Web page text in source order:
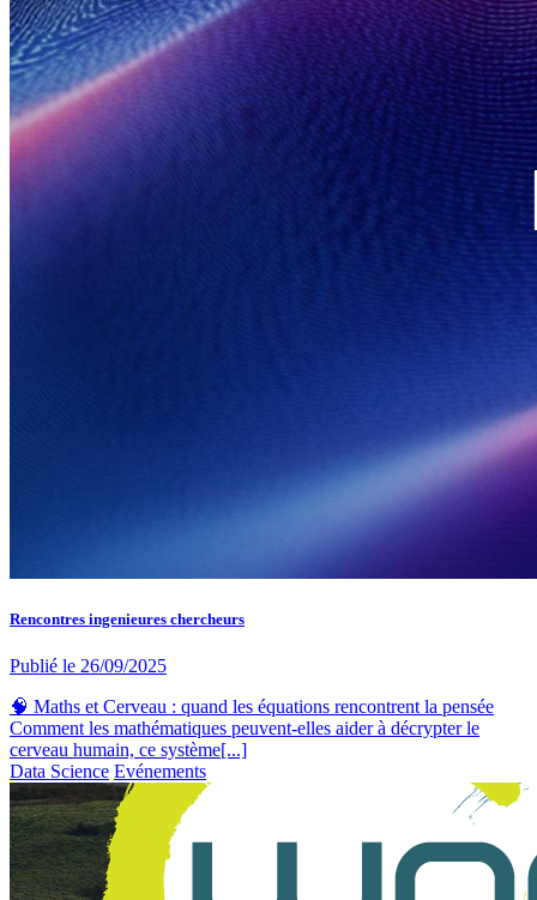
Rencontres ingenieures chercheurs
Publié le 26/09/2025
🧠 Maths et Cerveau : quand les équations rencontrent la pensée
Comment les mathématiques peuvent-elles aider à décrypter le
cerveau humain, ce système[...]
Data Science Evénements